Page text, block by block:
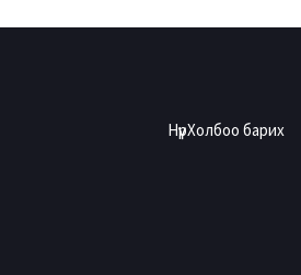
НүүрХолбоо барих